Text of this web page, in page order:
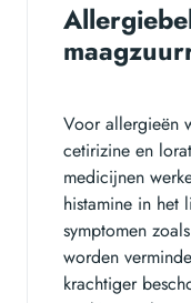
Voor allergieën
cetirizine en
medicijnen
histamine in het
symptomen
worden
krachtiger